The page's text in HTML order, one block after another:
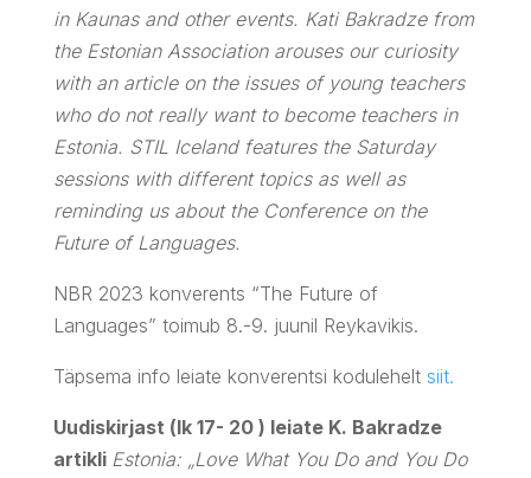
in Kaunas and other events. Kati Bakradze from
the Estonian Association arouses our curiosity
with an article on the issues of young teachers
who do not really want to become teachers in
Estonia. STIL Iceland features the Saturday
sessions with different topics as well as
reminding us about the Conference on the
Future of Languages.
NBR 2023 konverents “The Future of
Languages” toimub 8.-9. juunil Reykavikis.
Täpsema info leiate konverentsi kodulehelt siit.
Uudiskirjast (lk 17- 20 ) leiate K. Bakradze
artikli Estonia: „Love What You Do and You Do